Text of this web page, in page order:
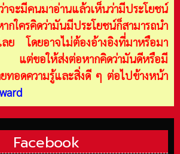
ะมีคนมาอ่านแล้วเห็นว่ามีประโยชน์
กใครคิดว่ามันมีประโยชน์ก็สามารถนำ
ลย โดยอาจไม่ต้องอ้างอิงที่มาหรือมา
ขอให้ส่งต่อหากคิดว่ามันดีหรือมี
ทอดความรู้และสิ่งดี ๆ ต่อไปข้างหน้า
Facebook